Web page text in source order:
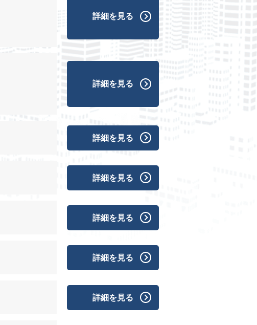
詳細を見る
詳細を見る
詳細を見る
詳細を見る
詳細を見る
詳細を見る
詳細を見る